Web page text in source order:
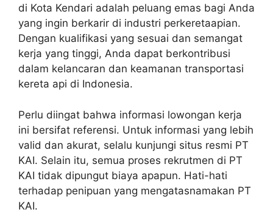
di Kota Kendari adalah peluang emas bagi Anda
yang ingin berkarir di industri perkeretaapian.
Dengan kualifikasi yang sesuai dan semangat
kerja yang tinggi, Anda dapat berkontribusi
dalam kelancaran dan keamanan transportasi
kereta api di Indonesia.
Perlu diingat bahwa informasi lowongan kerja
ini bersifat referensi. Untuk informasi yang lebih
valid dan akurat, selalu kunjungi situs resmi PT
KAI. Selain itu, semua proses rekrutmen di PT
KAI tidak dipungut biaya apapun. Hati-hati
terhadap penipuan yang mengatasnamakan PT
KAI.